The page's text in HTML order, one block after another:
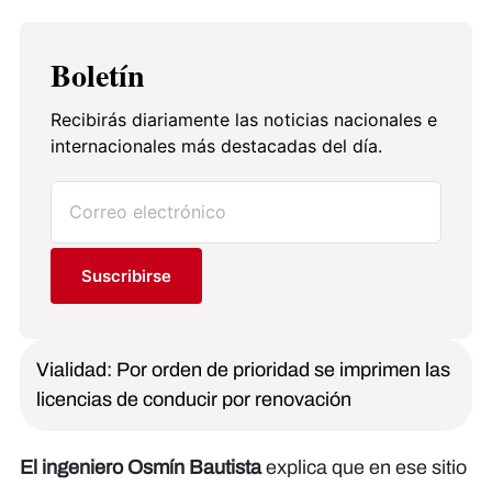
Boletín
Recibirás diariamente las noticias nacionales e
internacionales más destacadas del día.
Suscribirse
Vialidad: Por orden de prioridad se imprimen las
licencias de conducir por renovación
El ingeniero Osmín Bautistaexplica que en ese sitio